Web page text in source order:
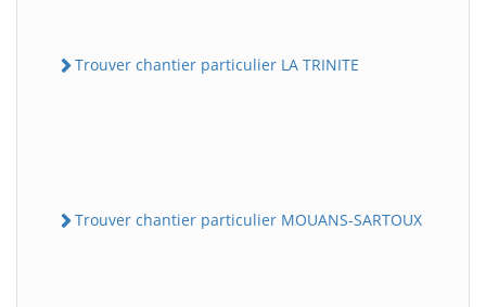
Trouver chantier particulier LA TRINITE
Trouver chantier particulier MOUANS-SARTOUX